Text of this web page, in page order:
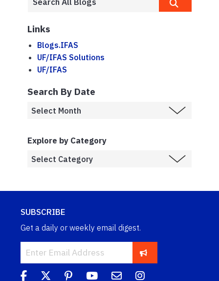
Links
Blogs.IFAS
UF/IFAS Solutions
UF/IFAS
Search By Date
Explore by Category
SUBSCRIBE
Get a daily or weekly email digest.